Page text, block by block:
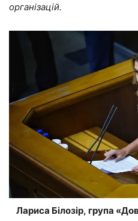
організацій.
Лариса Білозір, група